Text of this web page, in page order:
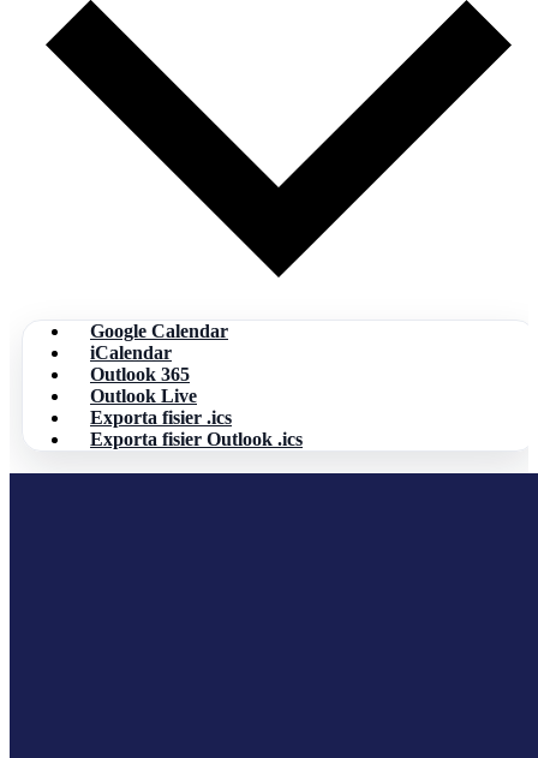
Google Calendar
iCalendar
Outlook 365
Outlook Live
Exporta fisier .ics
Exporta fisier Outlook .ics